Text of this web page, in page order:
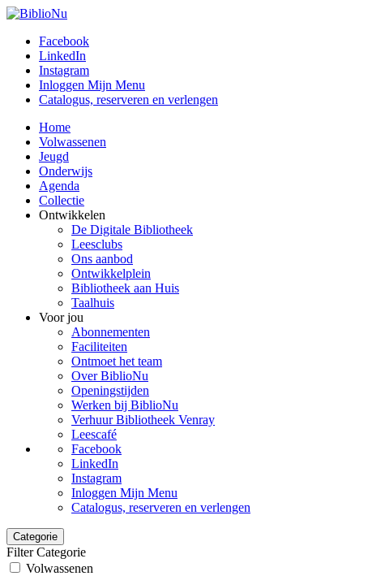
Facebook
LinkedIn
Instagram
Inloggen Mijn Menu
Catalogus, reserveren en verlengen
Home
Volwassenen
Jeugd
Onderwijs
Agenda
Collectie
Ontwikkelen
De Digitale Bibliotheek
Leesclubs
Ons aanbod
Ontwikkelplein
Bibliotheek aan Huis
Taalhuis
Voor jou
Abonnementen
Faciliteiten
Ontmoet het team
Over BiblioNu
Openingstijden
Werken bij BiblioNu
Verhuur Bibliotheek Venray
Leescafé
Facebook
LinkedIn
Instagram
Inloggen Mijn Menu
Catalogus, reserveren en verlengen
Categorie
Filter Categorie
Volwassenen